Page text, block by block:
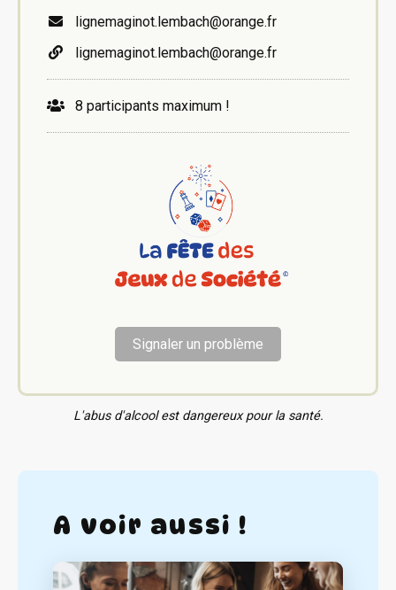
lignemaginot.lembach@orange.fr
lignemaginot.lembach@orange.fr
8 participants maximum !
Signaler un problème
L'abus d'alcool est dangereux pour la santé.
A voir aussi !